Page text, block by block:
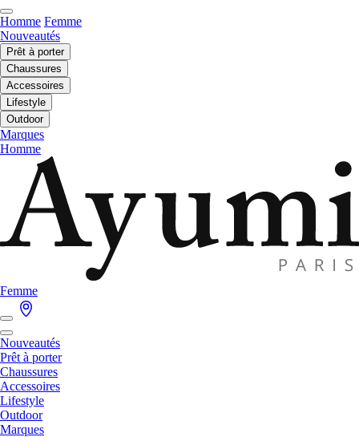
Homme Femme
Nouveautés
Prêt à porter
Chaussures
Accessoires
Lifestyle
Outdoor
Marques
Homme
Femme
Nouveautés
Prêt à porter
Chaussures
Accessoires
Lifestyle
Outdoor
Marques